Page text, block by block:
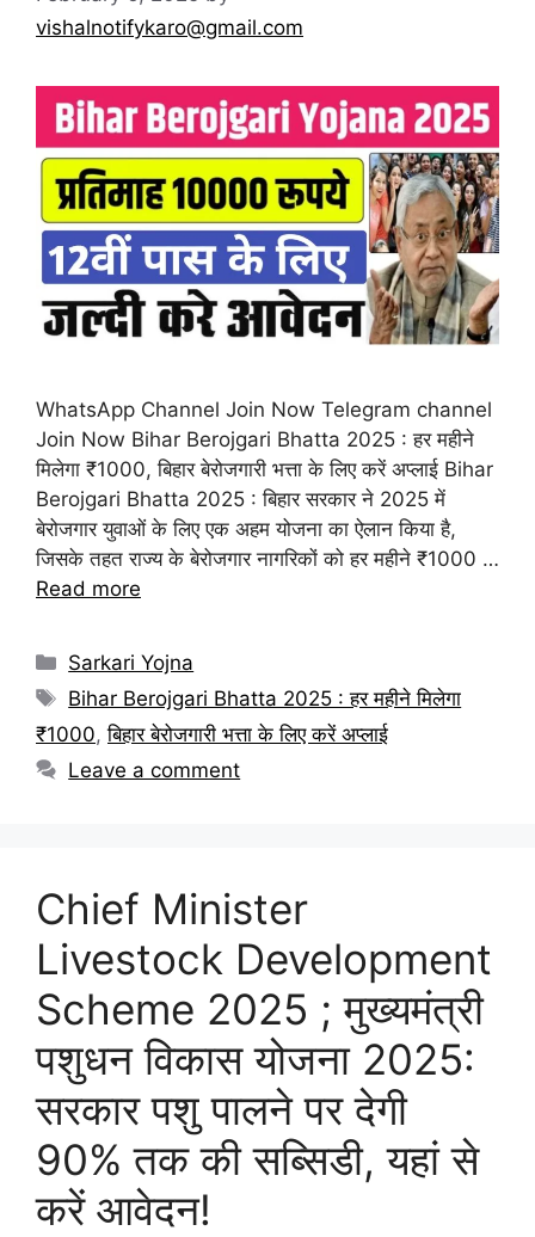
vishalnotifykaro@gmail.com
WhatsApp Channel Join Now Telegram channel
Join Now Bihar Berojgari Bhatta 2025 : हर महीने
मिलेगा ₹1000, बिहार बेरोजगारी भत्ता के लिए करें अप्लाई Bihar
Berojgari Bhatta 2025 : बिहार सरकार ने 2025 में
बेरोजगार युवाओं के लिए एक अहम योजना का ऐलान किया है,
जिसके तहत राज्य के बेरोजगार नागरिकों को हर महीने ₹1000 …
Read more
Categories
Sarkari Yojna
Tags
Bihar Berojgari Bhatta 2025 : हर महीने मिलेगा
₹1000,बिहार बेरोजगारी भत्ता के लिए करें अप्लाई
Leave a comment
Chief Minister
Livestock Development
Scheme 2025 ; मुख्यमंत्री
पशुधन विकास योजना 2025:
सरकार पशु पालने पर देगी
90% तक की सब्सिडी, यहां से
करें आवेदन!